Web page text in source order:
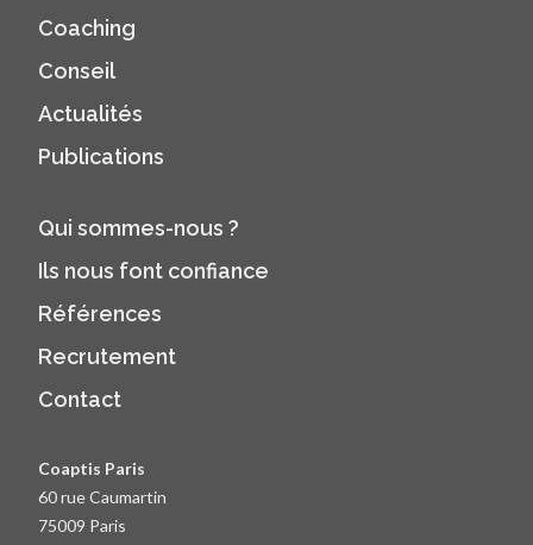
Coaching
Conseil
Actualités
Publications
Qui sommes-nous ?
Ils nous font confiance
Références
Recrutement
Contact
Coaptis Paris
60 rue Caumartin
75009 Paris